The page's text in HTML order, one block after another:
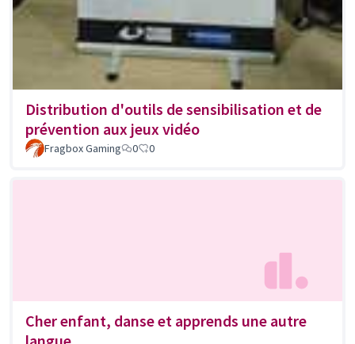
Distribution d'outils de sensibilisation et de
prévention aux jeux vidéo
Fragbox Gaming 0 0
Cher enfant, danse et apprends une autre